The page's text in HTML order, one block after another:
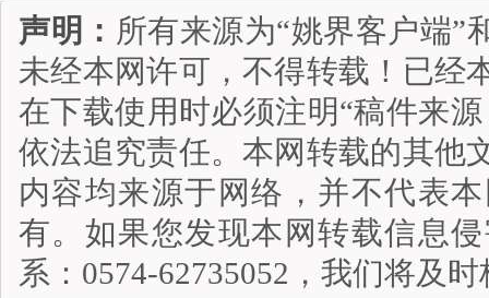
声明： 所有来源为“姚界客户端”
未经本网许可，不得转载！已经
在下载使用时必须注明“稿件来
依法追究责任。本网转载的其他
内容均来源于网络，并不代表
有。如果您发现本网转载信息
系：0574-62735052，我们将及